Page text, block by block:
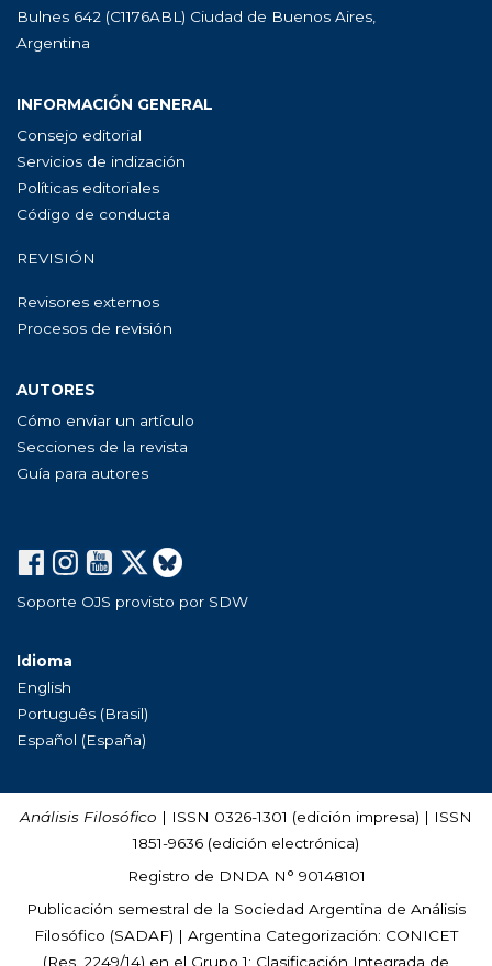
Bulnes 642 (C1176ABL) Ciudad de Buenos Aires,
Argentina
INFORMACIÓN GENERAL
Consejo editorial
Servicios de indización
Políticas editoriales
Código de conducta
REVISIÓN
Revisores externos
Procesos de revisión
AUTORES
Cómo enviar un artículo
Secciones de la revista
Guía para autores
Soporte OJS provisto por SDW
Idioma
English
Português (Brasil)
Español (España)
Análisis Filosófico | ISSN 0326-1301 (edición impresa) | ISSN
1851-9636 (edición electrónica)
Registro de DNDA N° 90148101
Publicación semestral de la Sociedad Argentina de Análisis
Filosófico (SADAF) | Argentina Categorización: CONICET
(Res. 2249/14) en el Grupo 1; Clasificación Integrada de